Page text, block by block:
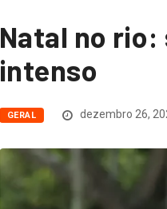
Natal no rio:
intenso
GERAL dezembro 26,